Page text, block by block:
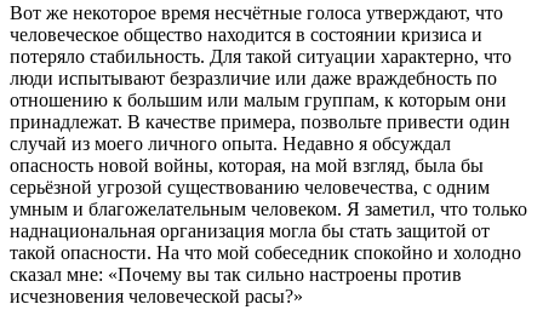
Вот же некоторое время несчётные голоса утверждают, что
человеческое общество находится в состоянии кризиса и
потеряло стабильность. Для такой ситуации характерно, что
люди испытывают безразличие или даже враждебность по
отношению к большим или малым группам, к которым они
принадлежат. В качестве примера, позвольте привести один
случай из моего личного опыта. Недавно я обсуждал
опасность новой войны, которая, на мой взгляд, была бы
серьёзной угрозой существованию человечества, с одним
умным и благожелательным человеком. Я заметил, что только
наднациональная организация могла бы стать защитой от
такой опасности. На что мой собеседник спокойно и холодно
сказал мне: «Почему вы так сильно настроены против
исчезновения человеческой расы?»